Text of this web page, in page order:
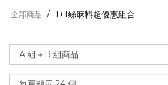
全部商品 1+1絲麻料超優惠組合